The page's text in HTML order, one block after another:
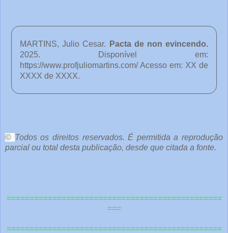
MARTINS, Julio Cesar. Pacta de non evincendo.
2025. Disponível em:
https://www.profjuliomartins.com/ Acesso em: XX de
XXXX de XXXX.
ê
a
© Todos os direitos reservados. É permitida a reprodução
parcial ou total desta publicação, desde que citada a fonte.
===============================================
===
===============================================